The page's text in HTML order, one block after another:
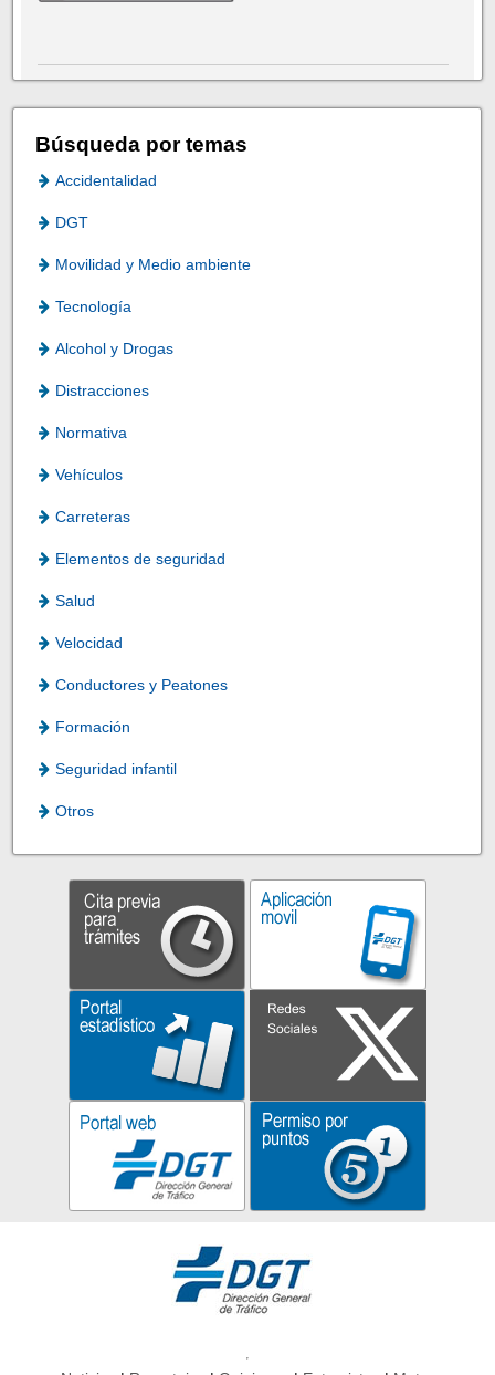
Búsqueda por temas
Accidentalidad
DGT
Movilidad y Medio ambiente
Tecnología
Alcohol y Drogas
Distracciones
Normativa
Vehículos
Carreteras
Elementos de seguridad
Salud
Velocidad
Conductores y Peatones
Formación
Seguridad infantil
Otros